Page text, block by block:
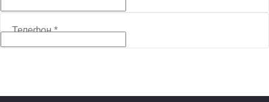
Телефон*